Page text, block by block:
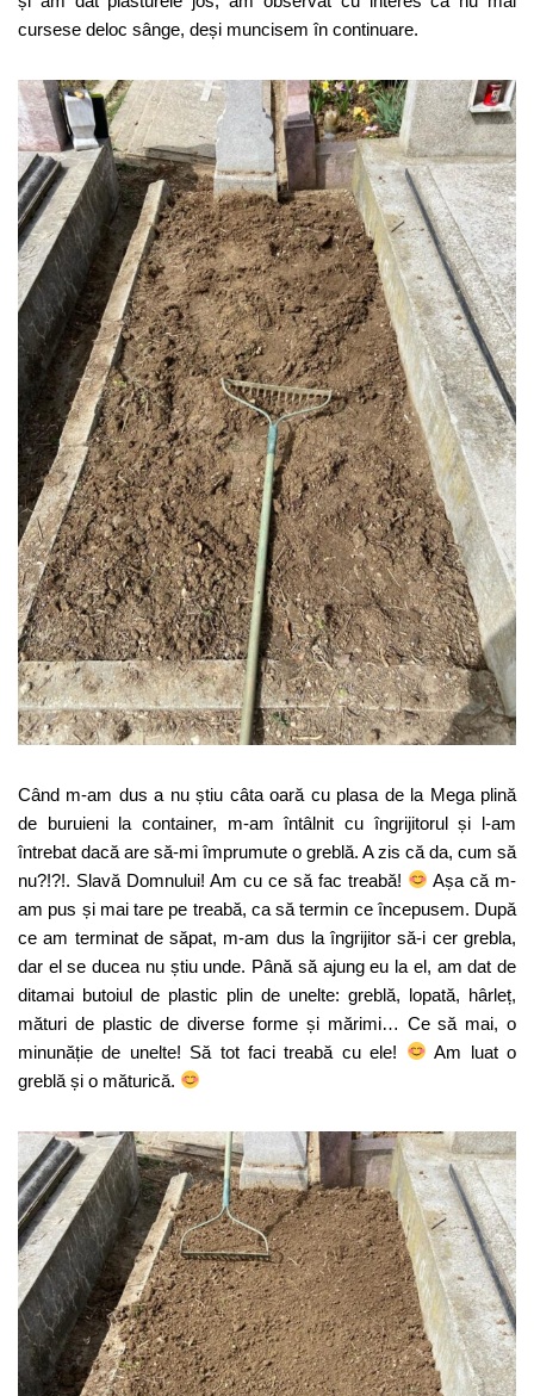
cursese deloc sânge, deși muncisem în continuare.
Când m-am dus a nu știu câta oară cu plasa de la Mega plină
de buruieni la container, m-am întâlnit cu îngrijitorul și l-am
întrebat dacă are să-mi împrumute o greblă. A zis că da, cum să
nu?!?!. Slavă Domnului! Am cu ce să fac treabă!
Așa că m-
am pus și mai tare pe treabă, ca să termin ce începusem. După
ce am terminat de săpat, m-am dus la îngrijitor să-i cer grebla,
dar el se ducea nu știu unde. Până să ajung eu la el, am dat de
ditamai butoiul de plastic plin de unelte: greblă, lopată, hârleț,
mături de plastic de diverse forme și mărimi… Ce să mai, o
minunăție de unelte! Să tot faci treabă cu ele!
Am luat o
greblă și o măturică.